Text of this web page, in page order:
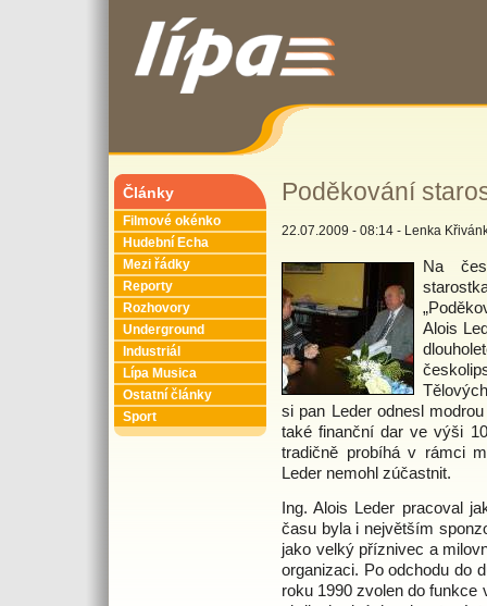
Poděkování
22.07.2009 - 08:14 - Lenka
Na
Alois
si pan Leder odnesl
také finanční dar ve výši
tradičně probíhá v rámci
Leder nemohl zúčastnit.
Ing. Alois Leder pracoval
času byla i největším
jako velký příznivec a
organizaci. Po odchodu do
roku 1990 zvolen do funkce
Články
Filmové okénko
Hudební Echa
Mezi řádky
Reporty
Rozhovory
Underground
Industriál
Lípa Musica
Ostatní články
Sport